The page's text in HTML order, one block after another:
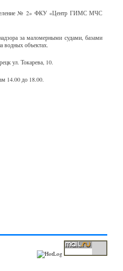
отделение № 2» ФКУ «Центр ГИМС МЧС
за маломерными судами, базами
водных объектах.
ул. Токарева, 10.
14.00 до 18.00.